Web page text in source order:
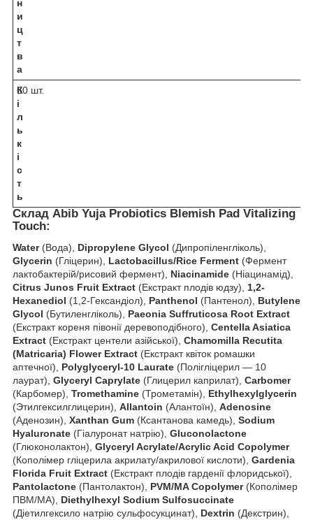
н
и
ц
т
в
а
К
і
л
ь
к
і
с
т
ь
60 шт.
Склад Abib Yuja Probiotics Blemish Pad Vitalizing
Touch:
Water(Вода), Dipropylene Glycol (Дипропіленгліколь),
Glycerin (Гліцерин), Lactobacillus/Rice Ferment (Фермент
лактобактерій/рисовий фермент), Niacinamide (Ніацинамід),
Citrus Junos Fruit Extract (Екстракт плодів юдзу), 1,2-
Hexanediol (1,2-Гександіол), Panthenol (Пантенол), Butylene
Glycol (Бутиленгліколь), Paeonia Suffruticosa Root Extract
(Екстракт кореня півонії деревоподібного), Centella Asiatica
Extract (Екстракт центели азійської), Chamomilla Recutita
(Matricaria) Flower Extract (Екстракт квіток ромашки
аптечної), Polyglyceryl-10 Laurate (Полігліцерил — 10
лаурат), Glyceryl Caprylate (Глицерил каприлат), Carbomer
(Карбомер), Tromethamine (Трометамін), Ethylhexylglycerin
(Этилгексилглицерин), Allantoin (Алантоїн), Adenosine
(Аденозин), Xanthan Gum (Ксантанова камедь), Sodium
Hyaluronate (Гіалуронат натрію), Gluconolactone
(Глюконолактон), Glyceryl Acrylate/Acrylic Acid Copolymer
(Кополімер гліцерила акрилату/акрилової кислоти), Gardenia
Florida Fruit Extract (Екстракт плодів гарденії флоридської),
Pantolactone (Пантолактон), PVM/MA Copolymer(Кополімер
ПВМ/МА), Diethylhexyl Sodium Sulfosuccinate
(Діетилгексило натрію сульфосукцинат), Dextrin (Декстрин),